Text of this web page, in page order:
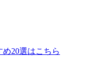
め20選はこちら